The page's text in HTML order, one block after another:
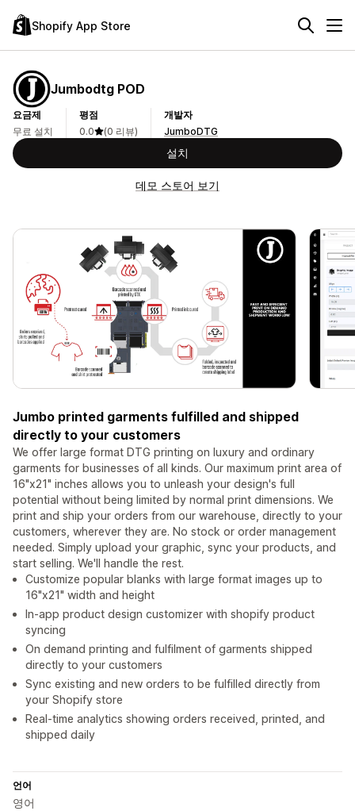
Shopify App Store
Jumbodtg POD
요금제
무료 설치
평점
0.0
(0 리뷰)
개발자
JumboDTG
설치
데모 스토어 보기
Jumbo printed garments fulfilled and shipped
directly to your customers
We offer large format DTG printing on luxury and ordinary
garments for businesses of all kinds. Our maximum print area of
16"x21" inches allows you to unleash your design's full
potential without being limited by normal print dimensions. We
print and ship your orders from our warehouse, directly to your
customers, wherever they are. No stock or order management
needed. Simply upload your graphic, sync your products, and
start selling. We'll handle the rest.
Customize popular blanks with large format images up to
16"x21" width and height
In-app product design customizer with shopify product
syncing
On demand printing and fulfilment of garments shipped
directly to your customers
Sync existing and new orders to be fulfilled directly from
your Shopify store
Real-time analytics showing orders received, printed, and
shipped daily
언어
영어